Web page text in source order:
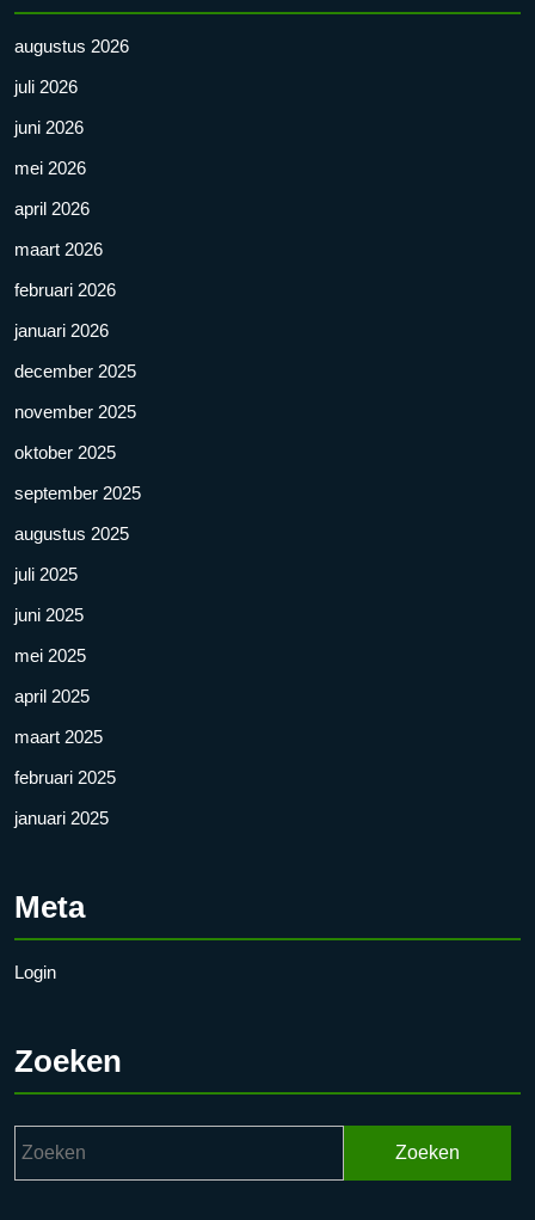
augustus 2026
juli 2026
juni 2026
mei 2026
april 2026
maart 2026
februari 2026
januari 2026
december 2025
november 2025
oktober 2025
september 2025
augustus 2025
juli 2025
juni 2025
mei 2025
april 2025
maart 2025
februari 2025
januari 2025
Meta
Login
Zoeken